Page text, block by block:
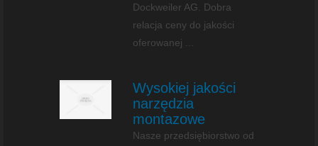
Dockweiler AG. Dobra
relacja ceny do jakości
oferowanej ...
Wysokiej jakości
narzędzia
montazowe
Nasze przedsiębiorstwo od